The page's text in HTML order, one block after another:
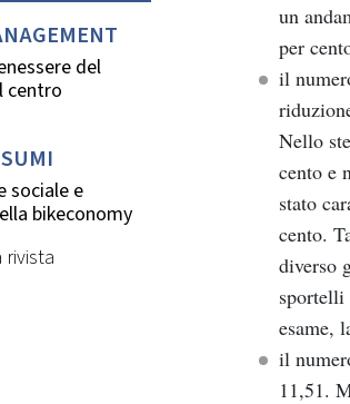
del
centro
sociale e
bikeconomy
rivista
un
per
il
Nello
cento e
stato
cento.
diverso
esame,
il
11,51.